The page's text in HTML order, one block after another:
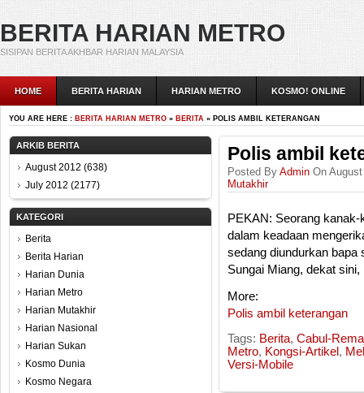
BERITA HARIAN METRO
SISIPAN BERITA AKHBAR HARIAN MALAYSIA
HOME BERITA HARIAN HARIAN METRO KOSMO! ONLINE
YOU ARE HERE : BERITA HARIAN METRO » BERITA » POLIS AMBIL KETERANGAN
ARKIB BERITA
August 2012 (638)
July 2012 (2177)
KATEGORI
Berita
Berita Harian
Harian Dunia
Harian Metro
Harian Mutakhir
Harian Nasional
Harian Sukan
Kosmo Dunia
Kosmo Negara
Polis ambil
Posted By Admin On
Mutakhir
PEKAN: Seorang
dalam keadaan
sedang diundurkan bapa
Sungai Miang, dekat
More:
Polis ambil keterangan
Tags: Berita, Cabul-
Metro, Kongsi-Artikel ,
Versi-Mobile